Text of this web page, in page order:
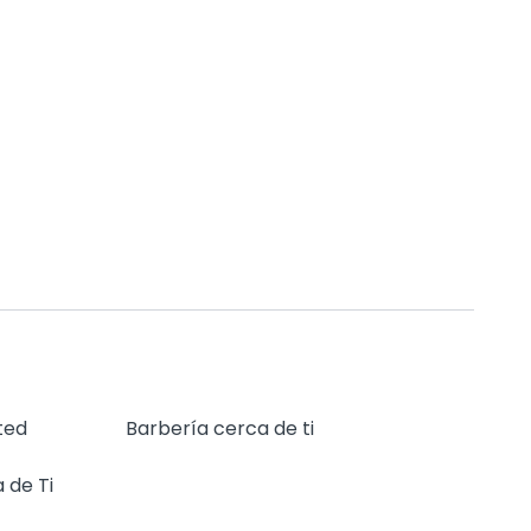
Barbería cerca de ti
de Ti